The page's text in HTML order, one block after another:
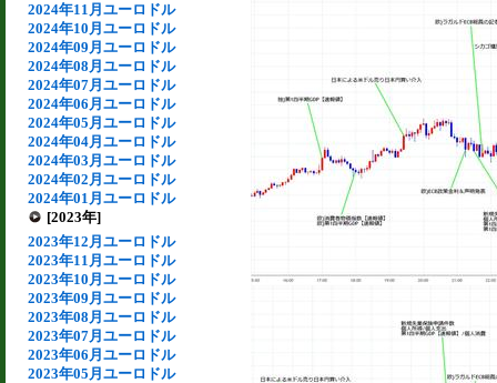
2024年11月ユーロドル
2024年10月ユーロドル
2024年09月ユーロドル
2024年08月ユーロドル
2024年07月ユーロドル
2024年06月ユーロドル
2024年05月ユーロドル
2024年04月ユーロドル
2024年03月ユーロドル
2024年02月ユーロドル
2024年01月ユーロドル
[2023年]
2023年12月ユーロドル
2023年11月ユーロドル
2023年10月ユーロドル
2023年09月ユーロドル
2023年08月ユーロドル
2023年07月ユーロドル
2023年06月ユーロドル
2023年05月ユーロドル